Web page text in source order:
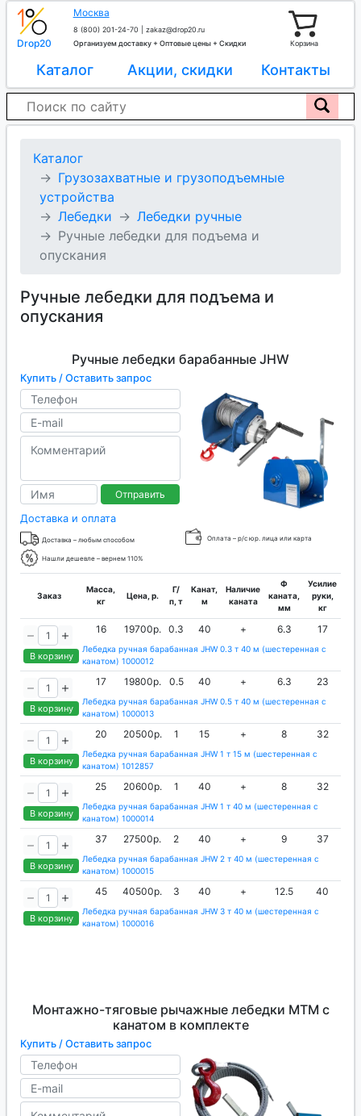
Drop20
Москва
8 (800) 201-24-70
zakaz@drop20.ru
Организуем доставку + Оптовые цены + Скидки
Корзина
Каталог Акции, скидки Контакты
Каталог
Грузозахватные и грузоподъемные
устройства
Лебедки
Лебедки ручные
Ручные лебедки для подъема и
опускания
Ручные лебедки для подъема и
опускания
Ручные лебедки барабанные JHW
Купить / Оставить запрос
Отправить
Доставка и оплата
Доставка – любым способом Оплата – р/с юр. лица или карта
Нашли дешевле – вернем 110%
Заказ
Масса,
кг
Цена, р.
Г/
п, т
Канат,
м
Наличие
каната
Ф
каната,
мм
Усилие
руки,
кг
В корзину
16 19700р. 0.3 40 + 6.3 17
Лебедка ручная барабанная JHW 0.3 т 40 м (шестеренная с
канатом) 1000012
В корзину
17 19800р. 0.5 40 + 6.3 23
Лебедка ручная барабанная JHW 0.5 т 40 м (шестеренная с
канатом) 1000013
В корзину
20 20500р. 1 15 + 8 32
Лебедка ручная барабанная JHW 1 т 15 м (шестеренная с
канатом) 1012857
В корзину
25 20600р. 1 40 + 8 32
Лебедка ручная барабанная JHW 1 т 40 м (шестеренная с
канатом) 1000014
В корзину
37 27500р. 2 40 + 9 37
Лебедка ручная барабанная JHW 2 т 40 м (шестеренная с
канатом) 1000015
В корзину
45 40500р. 3 40 + 12.5 40
Лебедка ручная барабанная JHW 3 т 40 м (шестеренная с
канатом) 1000016
Монтажно-тяговые рычажные лебедки МТМ с
канатом в комплекте
Купить / Оставить запрос